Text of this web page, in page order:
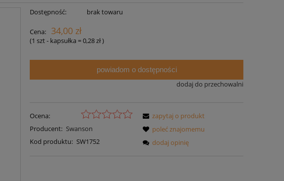
Dostępność: brak towaru
Cena: 34,00 zł
(1szt - kapsułka =0,28 zł)
powiadom o dostępności
dodaj do przechowalni
Ocena:
Producent: Swanson
Kod produktu: SW1752
zapytaj o produkt
poleć znajomemu
dodaj opinię